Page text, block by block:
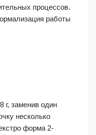
процессов.
работы
г, заменив один
несколько
форма 2-